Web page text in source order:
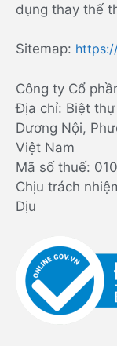
dụng thay thế
Sitemap:
Công ty Cổ
Địa chỉ: Biệt
Dương Nội,
Việt Nam
Mã số thuế:
Chịu trách
Dịu